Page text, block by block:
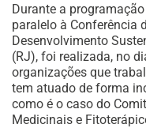
Durante a
paralelo à Conferência
Desenvolvimento
(RJ), foi realizada, no
organizações que
tem atuado de forma
como é o caso do
Medicinais e